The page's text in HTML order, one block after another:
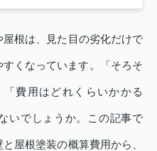
根は、見た目の劣化だけで
くなっています。「そろそ
費用はどれくらいかかる
いでしょうか。この記事で
屋根塗装の概算費用から、